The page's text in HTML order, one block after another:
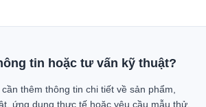
tin hoặc tư vấn kỹ thuật?
thêm thông tin chi tiết về sản phẩm,
ứng dụng thực tế hoặc yêu cầu mẫu thử,